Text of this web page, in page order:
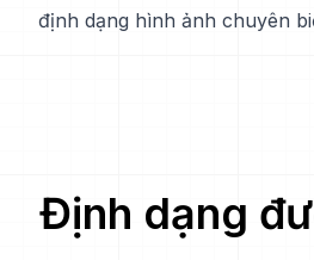
định dạng hình ảnh chuyên
Định dạng